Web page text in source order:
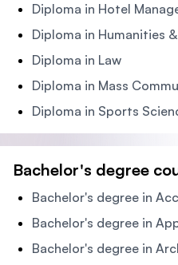
Diploma in Hotel
Diploma in Humanities
Diploma in Law
Diploma in Mass
Diploma in Sports
Bachelor's degree
Bachelor's degree in
Bachelor's degree in
Bachelor's degree in